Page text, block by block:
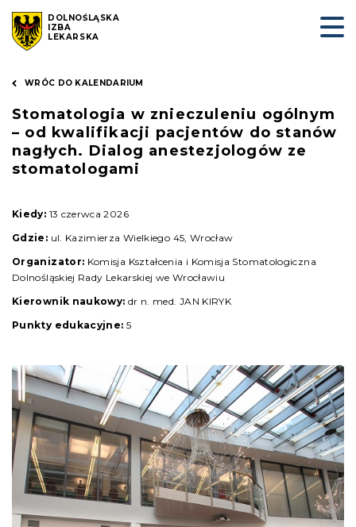
DOLNOŚLĄSKA
IZBA
LEKARSKA
WRÓC DO KALENDARIUM
Stomatologia w znieczuleniu ogólnym
– od kwalifikacji pacjentów do stanów
nagłych. Dialog anestezjologów ze
stomatologami
Kiedy: 13 czerwca 2026
Gdzie: ul. Kazimierza Wielkiego 45, Wrocław
Organizator: Komisja Kształcenia i Komisja Stomatologiczna
Dolnośląskiej Rady Lekarskiej we Wrocławiu
Kierownik naukowy: dr n. med. JAN KIRYK
Punkty edukacyjne: 5